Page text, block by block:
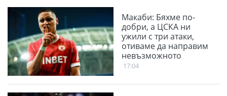
Макаби: Бяхме по-
добри, а ЦСКА ни
ужили с три атаки,
отиваме да направим
невъзможното
17:04